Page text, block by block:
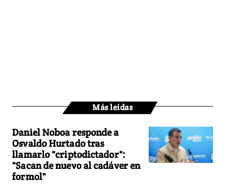
Más leídas
Daniel Noboa responde a
Osvaldo Hurtado tras
llamarlo "criptodictador":
"Sacan de nuevo al cadáver en
formol"